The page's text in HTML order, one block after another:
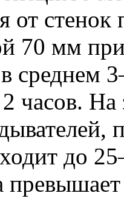
от
70 мм при
в среднем
часов.
до